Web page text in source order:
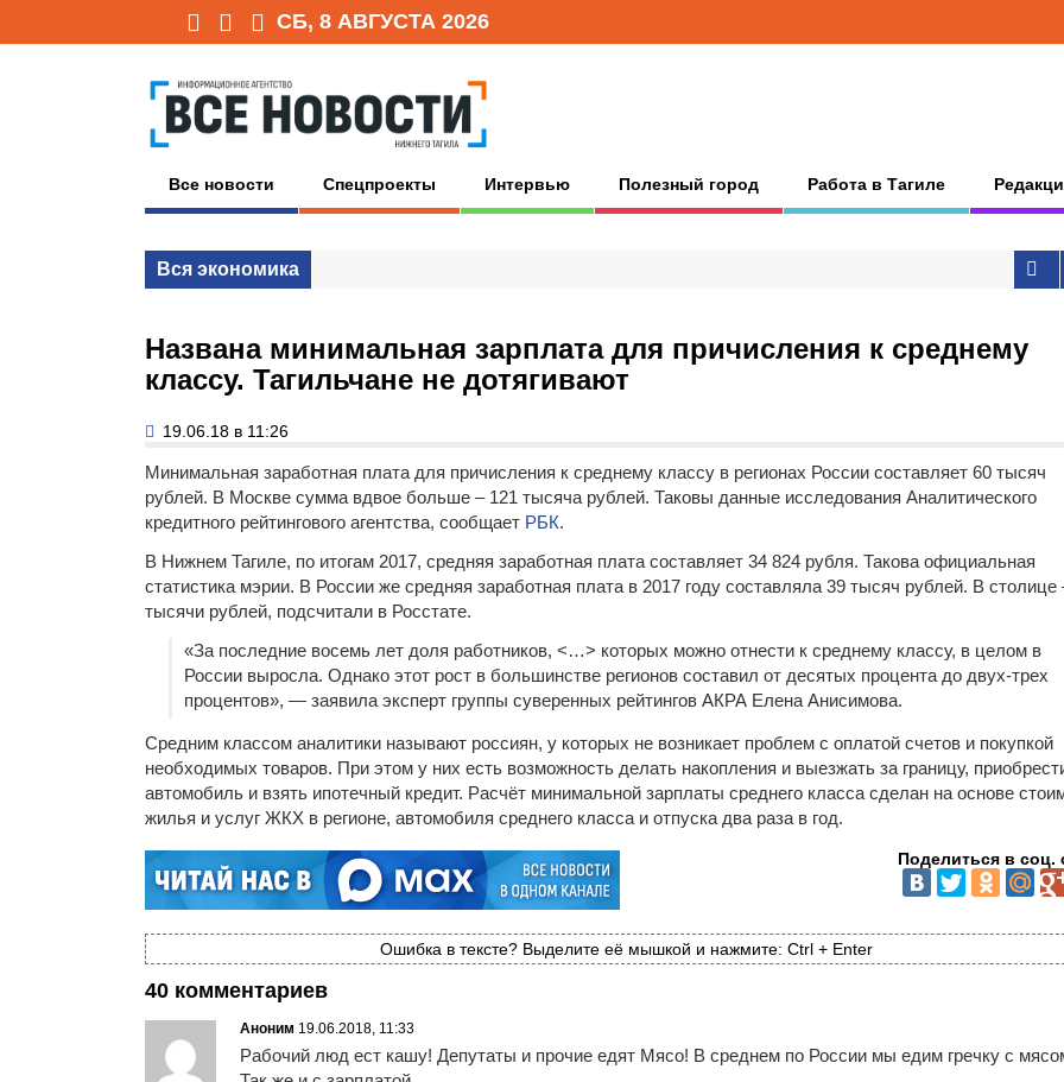
СБ, 8 АВГУСТА 2026
Все новости Спецпроекты Интервью Полезный город Работа в Тагиле
Вся экономика
Названа минимальная зарплата для причисления к среднему
классу. Тагильчане не дотягивают
19.06.18 в 11:26
Минимальная заработная плата для причисления к среднему классу в регионах России составляет 60 тысяч
рублей. В Москве сумма вдвое больше – 121 тысяча рублей. Таковы данные исследования Аналитического
кредитного рейтингового агентства, сообщает РБК.
В Нижнем Тагиле, по итогам 2017, средняя заработная плата составляет 34 824 рубля. Такова официальная
статистика мэрии. В России же средняя заработная плата в 2017 году составляла 39 тысяч рублей. В столице
тысячи рублей, подсчитали в Росстате.
«За последние восемь лет доля работников, <…> которых можно отнести к среднему классу, в целом в
России выросла. Однако этот рост в большинстве регионов составил от десятых процента до двух-трех
процентов», — заявила эксперт группы суверенных рейтингов АКРА Елена Анисимова.
Средним классом аналитики называют россиян, у которых не возникает проблем с оплатой счетов и покупкой
необходимых товаров. При этом у них есть возможность делать накопления и выезжать за границу,
автомобиль и взять ипотечный кредит. Расчёт минимальной зарплаты среднего класса сделан на основе
жилья и услуг ЖКХ в регионе, автомобиля среднего класса и отпуска два раза в год.
Поделиться в соц.
Ошибка в тексте? Выделите её мышкой и нажмите: Ctrl + Enter
40 комментариев
Аноним 19.06.2018, 11:33
Рабочий люд ест кашу! Депутаты и прочие едят Мясо! В среднем по России мы едим гречку с